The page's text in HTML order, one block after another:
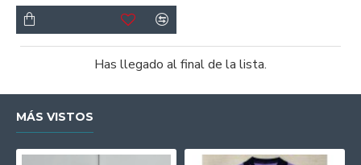
Has llegado al final de la lista.
MÁS VISTOS